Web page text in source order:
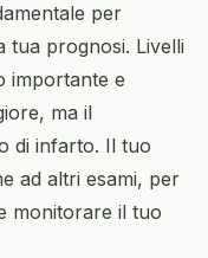
per
tua prognosi. Livelli
importante e
ma il
di infarto. Il tuo
ad altri esami, per
monitorare il tuo